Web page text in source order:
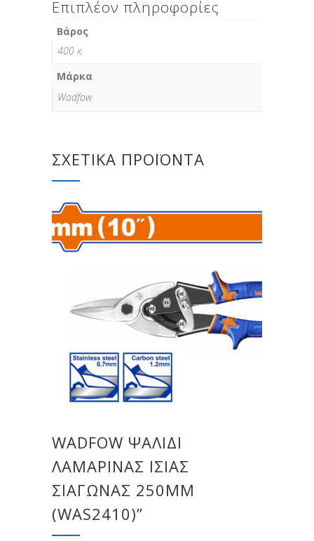
Επιπλέον πληροφορίες
Βάρος
400 κ.
Μάρκα
Wadfow
ΣΧΕΤΙΚΆ ΠΡΟΪΌΝΤΑ
WADFOW ΨΑΛΙΔΙ
ΛΑΜΑΡΙΝΑΣ ΙΣΙΑΣ
ΣΙΑΓΩΝΑΣ 250MM
(WAS2410)”